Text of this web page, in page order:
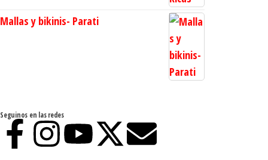
Mallas y bikinis- Parati
Seguinos en las redes